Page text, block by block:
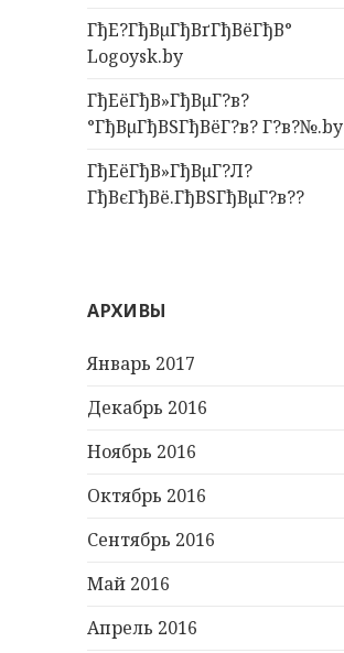
ГђЕ?ГђВµГђВґГђВёГђВ°
Logoysk.by
ГђЕёГђВ»ГђВµГ?в?
°ГђВµГђВЅГђВёГ?в? Г?в?№.by
ГђЕёГђВ»ГђВµГ?Л?
ГђВєГђВё.ГђВЅГђВµГ?в??
АРХИВЫ
Январь 2017
Декабрь 2016
Ноябрь 2016
Октябрь 2016
Сентябрь 2016
Май 2016
Апрель 2016